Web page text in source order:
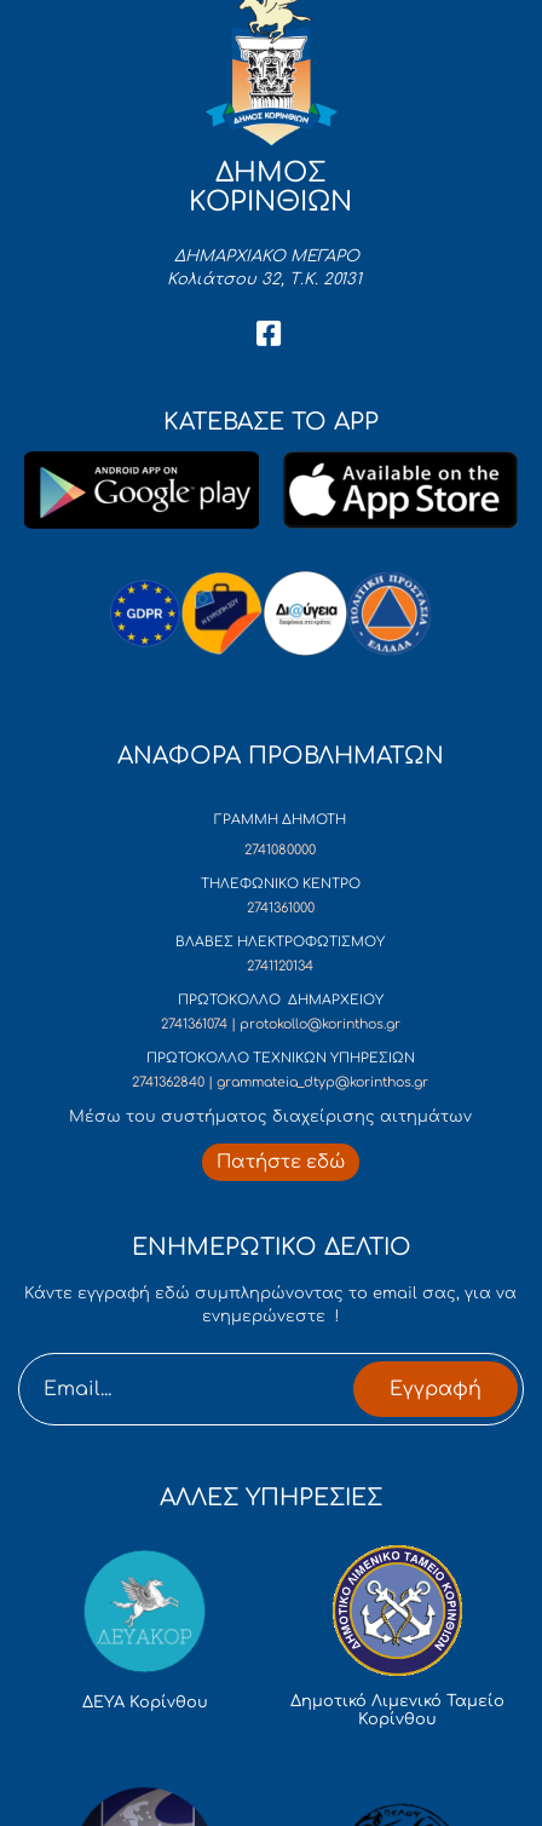
ΔΗΜΟΣ
ΚΟΡΙΝΘΙΩΝ
ΔΗΜΑΡΧΙΑΚΟ ΜΕΓΑΡΟ
Κολιάτσου 32, Τ.Κ. 20131
ΚΑΤΕΒΑΣΕ ΤΟ APP
ΑΝΑΦΟΡΑ ΠΡΟΒΛΗΜΑΤΩΝ
ΓΡΑΜΜΗ ΔΗΜΟΤΗ
2741080000
ΤΗΛΕΦΩΝΙΚΟ ΚΕΝΤΡΟ
2741361000
ΒΛΑΒΕΣ ΗΛΕΚΤΡΟΦΩΤΙΣΜΟΥ
2741120134
ΠΡΩΤΟΚΟΛΛΟ ΔΗΜΑΡΧΕΙΟΥ
2741361074 | protokollo@korinthos.gr
ΠΡΩΤΟΚΟΛΛΟ ΤΕΧΝΙΚΩΝ ΥΠΗΡΕΣΙΩΝ
2741362840 | grammateia_dtyp@korinthos.gr
Mέσω του συστήματος διαχείρισης αιτημάτων
Πατήστε εδώ
ΕΝΗΜΕΡΩΤΙΚΟ ΔΕΛΤΙΟ
Κάντε εγγραφή εδώ συμπληρώνοντας το email σας, για να
ενημερώνεστε !
Εγγραφή
ΑΛΛΕΣ ΥΠΗΡΕΣΙΕΣ
ΔΕΥΑ Κορίνθου
Δημοτικό Λιμενικό Ταμείο
Κορίνθου